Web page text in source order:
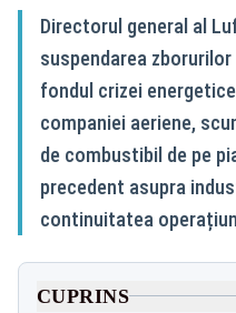
Directorul general al
suspendarea
fondul crizei
companiei aeriene,
de combustibil de pe
precedent asupra
continuitatea
CUPRINS